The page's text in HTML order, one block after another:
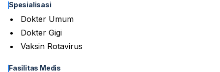
Spesialisasi
Dokter Umum
Dokter Gigi
Vaksin Rotavirus
Fasilitas Medis